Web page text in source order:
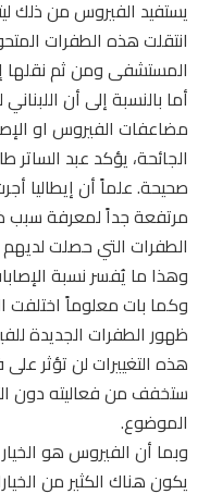
يستفيد الفيروس من ذلك
انتقلت هذه الطفرات
المستشفى ومن ثم نقلها
أما بالنسبة إلى أن
مضاعفات الفيروس او
الجائحة، يؤكد عبد
صحيحة. علماً أن إيطاليا
الطفرات التي حصلت
وهذا ما يُفسر نسبة
وكما بات معلوماً اختلفت
ظهور الطفرات الجديدة
هذه التغييرات لن تؤثر
ستخفف من فعاليته دون
الموضوع.
وبما أن الفيروس هو الخيار
يكون هناك الكثير من